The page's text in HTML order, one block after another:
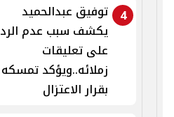
4 توفيق عبدالحميد
يكشف سبب عدم الرد
على تعليقات
زملائه..ويؤكد تمسكه
بقرار الاعتزال